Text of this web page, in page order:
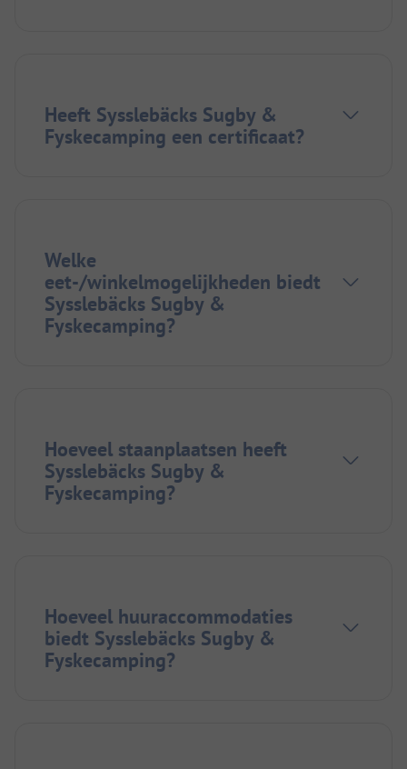
Heeft Sysslebäcks Sugby &
Fyskecamping een certificaat?
Welke
eet-/winkelmogelijkheden biedt
Sysslebäcks Sugby &
Fyskecamping?
Hoeveel staanplaatsen heeft
Sysslebäcks Sugby &
Fyskecamping?
Hoeveel huuraccommodaties
biedt Sysslebäcks Sugby &
Fyskecamping?